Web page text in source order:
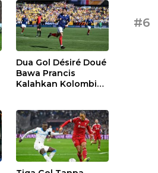
Dua Gol Désiré Doué
Bawa Prancis
Kalahkan Kolombia
#6